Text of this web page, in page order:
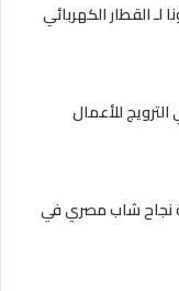
بـ578 مليونا لـ القطار الكهربائي
للأعمال
نجاح شاب مصري في